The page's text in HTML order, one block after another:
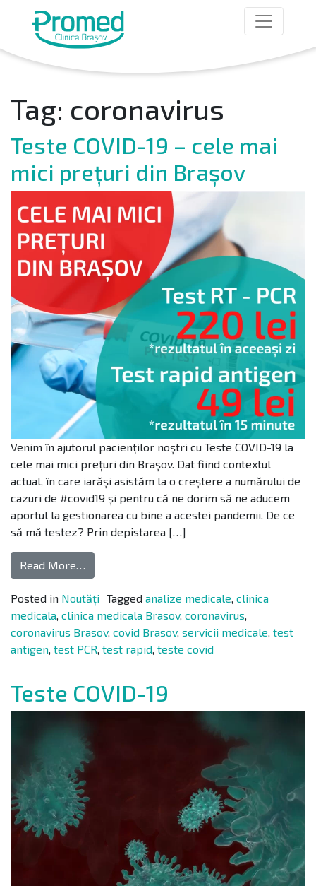
Tag: coronavirus
Teste COVID-19 – cele mai
mici prețuri din Brașov
Venim în ajutorul pacienților noștri cu Teste COVID-19 la
cele mai mici prețuri din Brașov. Dat fiind contextul
actual, în care iarăși asistăm la o creștere a numărului de
cazuri de #covid19 și pentru că ne dorim să ne aducem
aportul la gestionarea cu bine a acestei pandemii. De ce
să mă testez? Prin depistarea […]
Read More…
Posted in Noutăți Tagged analize medicale clinica
medicala clinica medicala Brasov, coronavirus
coronavirus Brasov, covid Brasov, servicii medicale test
antigen test PCR test rapid teste covid
Teste COVID-19